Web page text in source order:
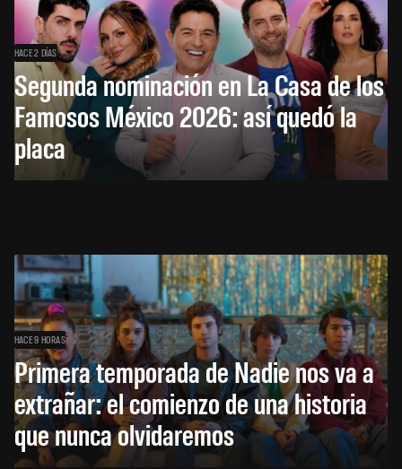
HACE 2 DÍAS
Segunda nominación en La Casa de los
Famosos México 2026: así quedó la
placa
HACE 9 HORAS
Primera temporada de Nadie nos va a
extrañar: el comienzo de una historia
que nunca olvidaremos